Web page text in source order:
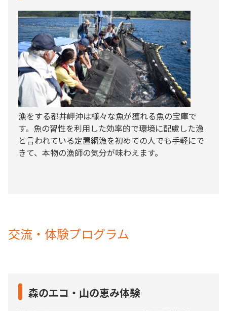
漁をする都井岬沖は様々な魚が獲れる魚の宝庫で
す。魚の習性を利用した効率的で環境に配慮した漁
と言われている定置網漁を初めての人でも手軽にで
きて、本物の漁師の気分が味わえます。
交流・体験プログラム
森のエコ・山の恵み体験